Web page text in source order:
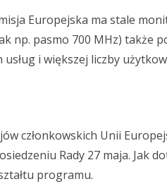
Europejska ma stale
np. pasmo 700 MHz) także
i większej liczby
członkowskich Unii
Rady 27 maja. Jak
programu.